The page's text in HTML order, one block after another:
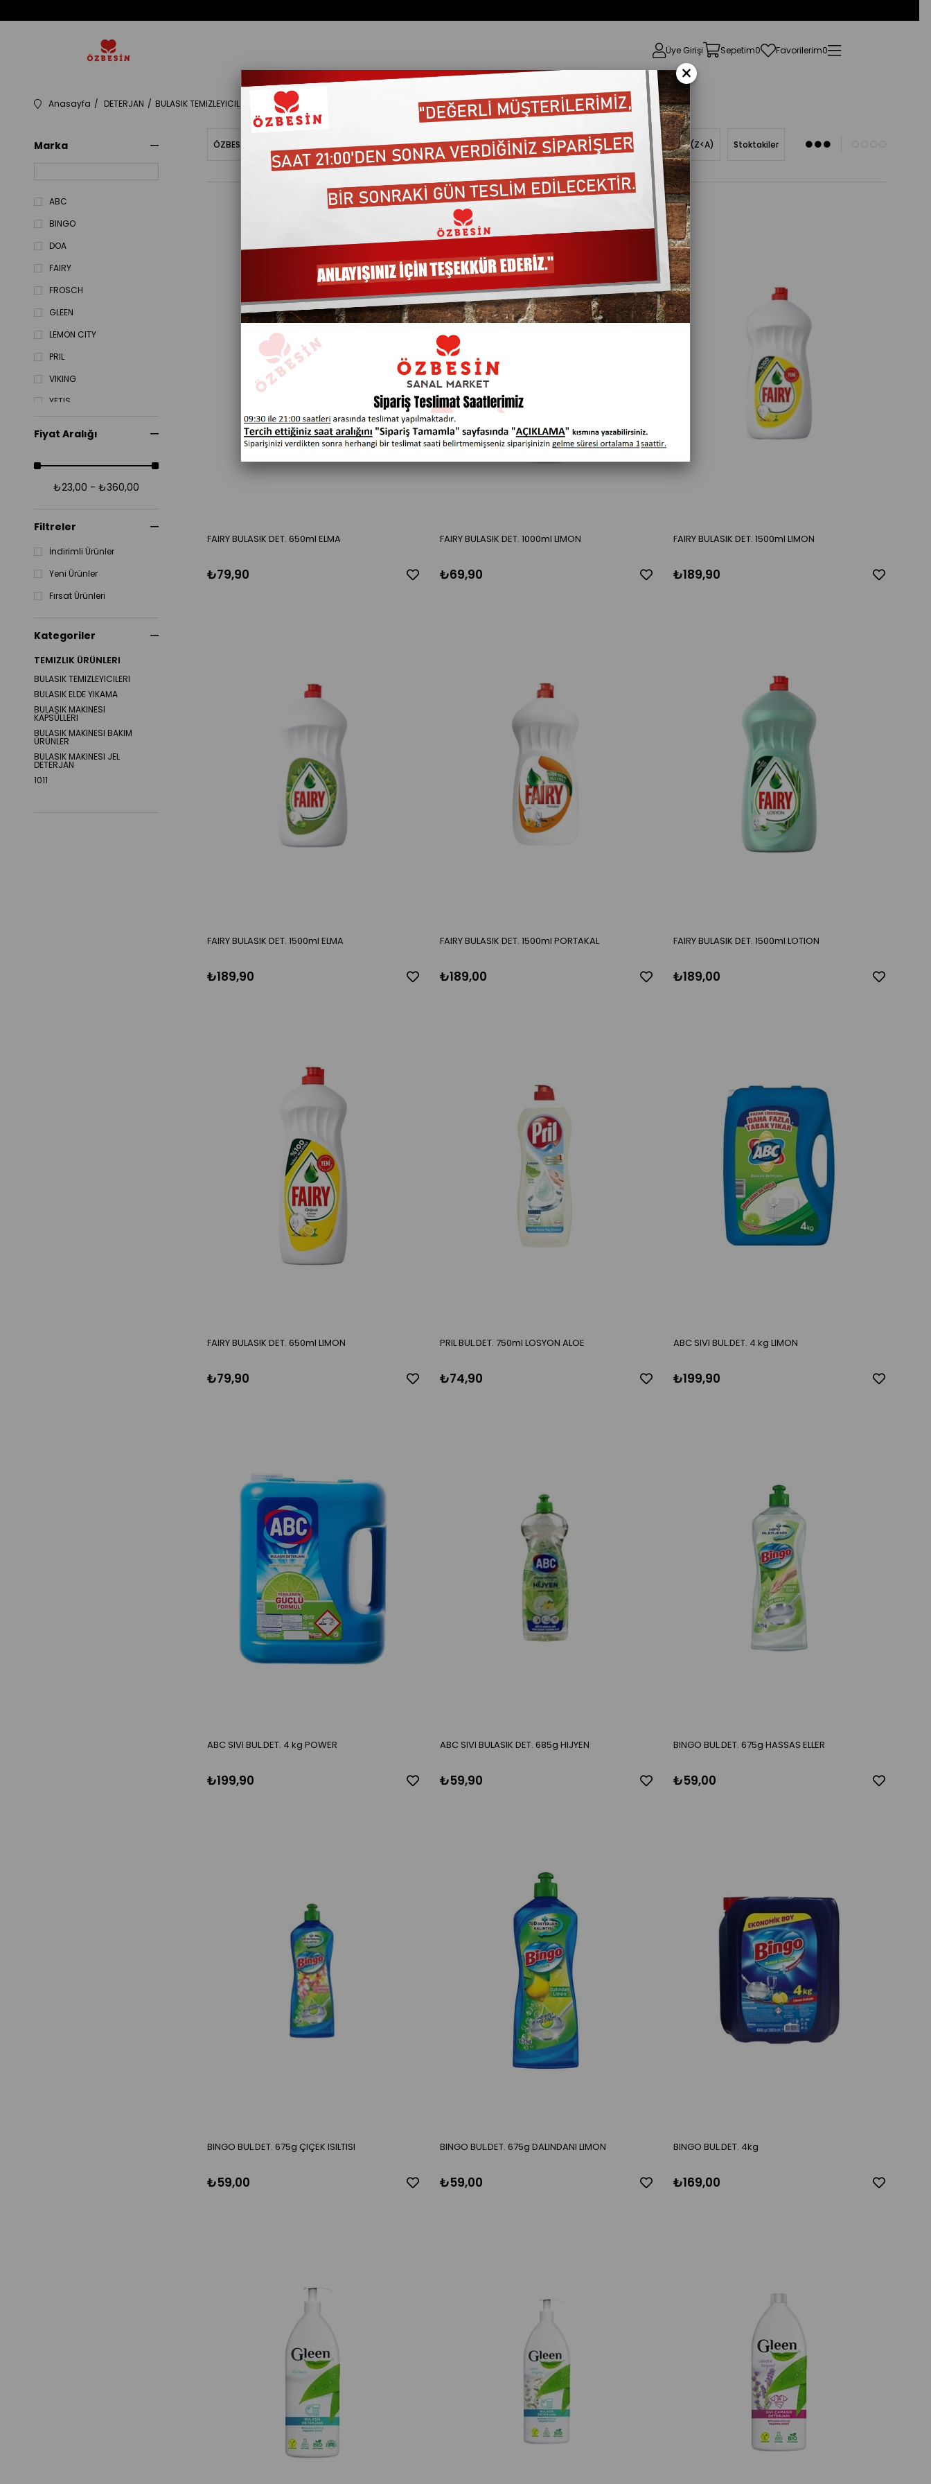
Üye Girişi Sepetim0 Favorilerim0
Anasayfa DETERJAN BULASIK TEMIZLEYICILERI BULASIK ELDE YIKAMA
Marka
ABC
BINGO
DOA
FAIRY
FROSCH
GLEEN
LEMON CITY
PRIL
VIKING
YETIS
Fiyat Aralığı
₺23,00 - ₺360,00
Filtreler
İndirimli Ürünler
Yeni Ürünler
Fırsat Ürünleri
Kategoriler
TEMIZLIK ÜRÜNLERI
BULASIK TEMIZLEYICILERI
BULASIK ELDE YIKAMA
BULASIK MAKINESI
KAPSÜLLERI
BULASIK MAKINESI BAKIM
ÜRÜNLER
BULASIK MAKINESI JEL
DETERJAN
1011
ÖZBESINBAKIYE Fiyata Göre (Artan) Fiyata Göre (Azalan) Ürün Adına Göre (A>Z) Ürün Adına Göre (Z<A) Stoktakiler
FAIRY BULASIK DET. 650ml ELMA
₺79,90
FAIRY BULASIK DET. 1000ml LIMON
₺69,90
FAIRY BULASIK DET. 1500ml LIMON
₺189,90
FAIRY BULASIK DET. 1500ml ELMA
₺189,90
FAIRY BULASIK DET. 1500ml PORTAKAL
₺189,00
FAIRY BULASIK DET. 1500ml LOTION
₺189,00
FAIRY BULASIK DET. 650ml LIMON
₺79,90
PRIL BUL.DET. 750ml LOSYON ALOE
₺74,90
ABC SIVI BUL.DET. 4 kg LIMON
₺199,90
ABC SIVI BUL.DET. 4 kg POWER
₺199,90
ABC SIVI BULASIK DET. 685g HIJYEN
₺59,90
BINGO BUL.DET. 675g HASSAS ELLER
₺59,00
BINGO BUL.DET. 675g ÇIÇEK ISILTISI
₺59,00
BINGO BUL.DET. 675g DALINDANl LIMON
₺59,00
BINGO BUL.DET. 4kg
₺169,00
×